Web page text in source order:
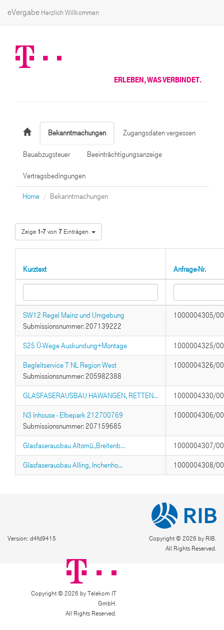
eVergabe Herzlich Willkommen
ERLEBEN, WAS VERBINDET.
Bekanntmachungen Zugangsdaten vergessen
Bauabzugsteuer Beeinträchtigungsanzeige
Vertragsbedingungen
Home Bekanntmachungen
Zeige 1-7von 7 Einträgen.
Kurztext Anfrage-Nr.
SW12 Regel Mainz und Umgebung
Submissionsnummer: 207139222
1000004305/
S25 Ü-Wege Auskundung+Montage 1000004325/
Begleitservice T NL Region West
Submissionsnummer: 205982388
1000004326/
GLASFASERAUSBAU HAWANGEN, RETTEN... 1000004330/
N3 Inhouse - Elbepark 212700769
Submissionsnummer: 207159685
1000004306/
Glasfaserausbau Altomü.,Breitenb... 1000004307/
Glasfaserausbau Alling, Inchenho... 1000004308/
Version: d4fd9415
Copyright © 2026 by RIB.
All Rights Reserved.
Copyright © 2026 by Telekom IT
GmbH.
All Rights Reserved.